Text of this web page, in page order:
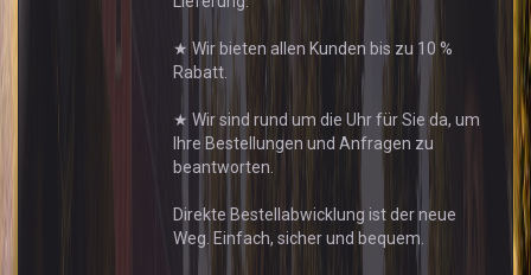
★ Wir bieten allen Kunden bis zu 10 %
Rabatt.
★ Wir sind rund um die Uhr für Sie da, um
Ihre Bestellungen und Anfragen zu
beantworten.
Direkte Bestellabwicklung ist der neue
Weg. Einfach, sicher und bequem.